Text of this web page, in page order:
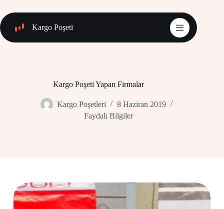
content
Kargo Poşeti
Kargo Poşeti Yapan Firmalar
Kargo Poşetleri
8 Haziran 2019
Faydalı Bilgiler